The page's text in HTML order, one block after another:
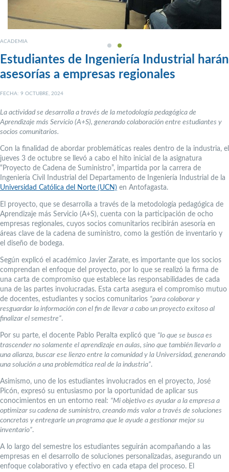
ACADEMIA
Estudiantes de Ingeniería Industrial harán
asesorías a empresas regionales
FECHA: 9 OCTUBRE, 2024
La actividad se desarrolla a través de la metodología pedagógica de
Aprendizaje más Servicio (A+S), generando colaboración entre estudiantes y
socios comunitarios.
Con la finalidad de abordar problemáticas reales dentro de la industria, el
jueves 3 de octubre se llevó a cabo el hito inicial de la asignatura
“Proyecto de Cadena de Suministro”, impartida por la carrera de
Ingeniería Civil Industrial del Departamento de Ingeniería Industrial de la
Universidad Católica del Norte (UCN) en Antofagasta.
El proyecto, que se desarrolla a través de la metodología pedagógica de
Aprendizaje más Servicio (A+S), cuenta con la participación de ocho
empresas regionales, cuyos socios comunitarios recibirán asesoría en
áreas clave de la cadena de suministro, como la gestión de inventario y
el diseño de bodega.
Según explicó el académico Javier Zarate, es importante que los socios
comprendan el enfoque del proyecto, por lo que se realizó la firma de
una carta de compromiso que establece las responsabilidades de cada
una de las partes involucradas. Esta carta asegura el compromiso mutuo
de docentes, estudiantes y socios comunitarios “para colaborar y
resguardar la información con el fin de llevar a cabo un proyecto exitoso al
finalizar el semestre”.
Por su parte, el docente Pablo Peralta explicó que “lo que se busca es
trascender no solamente el aprendizaje en aulas, sino que también llevarlo a
una alianza, buscar ese lienzo entre la comunidad y la Universidad, generando
una solución a una problemática real de la industria”.
Asimismo, uno de los estudiantes involucrados en el proyecto, José
Picón, expresó su entusiasmo por la oportunidad de aplicar sus
conocimientos en un entorno real: “Mi objetivo es ayudar a la empresa a
optimizar su cadena de suministro, creando más valor a través de soluciones
concretas y entregarle un programa que le ayude a gestionar mejor su
inventario”.
A lo largo del semestre los estudiantes seguirán acompañando a las
empresas en el desarrollo de soluciones personalizadas, asegurando un
enfoque colaborativo y efectivo en cada etapa del proceso. El